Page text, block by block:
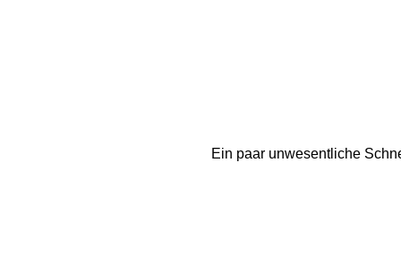
Ein paar unwesentliche